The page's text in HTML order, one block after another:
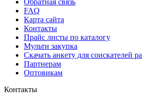
FAQ
Карта сайта
Контакты
Прайс листы по каталогу
Мульти закупка
Скачать анкету для соискателей
Партнерам
Оптовикам
Контакты